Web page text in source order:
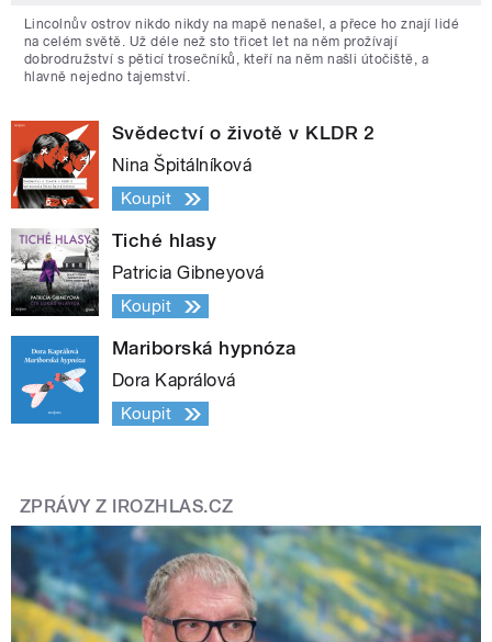
Lincolnův ostrov nikdo nikdy na mapě nenašel, a přece ho znají lidé
na celém světě. Už déle než sto třicet let na něm prožívají
dobrodružství s pěticí trosečníků, kteří na něm našli útočiště, a
hlavně nejedno tajemství.
Svědectví o životě v KLDR 2
Nina Špitálníková
Koupit
Tiché hlasy
Patricia Gibneyová
Koupit
Mariborská hypnóza
Dora Kaprálová
Koupit
ZPRÁVY Z IROZHLAS.CZ